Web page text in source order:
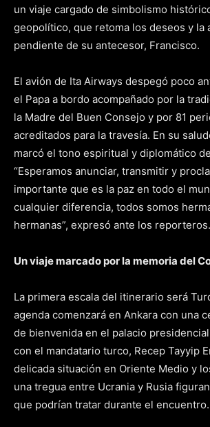
un viaje cargado de simbolismo
geopolítico, que retoma los deseos y la
pendiente de su antecesor, Francisco.
El avión de Ita Airways despegó poco
el Papa a bordo acompañado por la
la Madre del Buen Consejo y por 81
acreditados para la travesía. En su
marcó el tono espiritual y diplomático
“Esperamos anunciar, transmitir y
importante que es la paz en todo el
cualquier diferencia, todos somos
hermanas”, expresó ante los reporteros.
Un viaje marcado por la memoria del
La primera escala del itinerario será
agenda comenzará en Ankara con una
de bienvenida en el palacio
con el mandatario turco, Recep Tayyip
delicada situación en Oriente Medio y
una tregua entre Ucrania y Rusia
que podrían tratar durante el encuentro.